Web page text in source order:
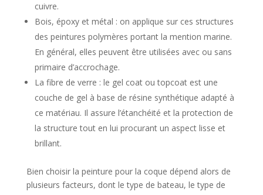
cuivre.
Bois, époxy et métal : on applique sur ces structures
des peintures polymères portant la mention marine.
En général, elles peuvent être utilisées avec ou sans
primaire d’accrochage.
La fibre de verre : le gel coat ou topcoat est une
couche de gel à base de résine synthétique adapté à
ce matériau. Il assure l’étanchéité et la protection de
la structure tout en lui procurant un aspect lisse et
brillant.
Bien choisir la peinture pour la coque dépend alors de
plusieurs facteurs, dont le type de bateau, le type de